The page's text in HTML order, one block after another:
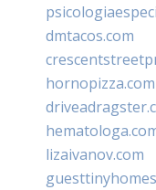
dmtacos.com
hornopizza.com
lizaivanov.com